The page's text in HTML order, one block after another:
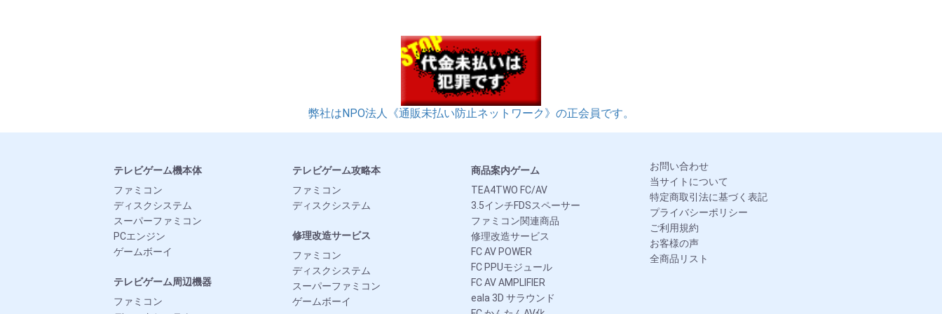
弊社はNPO法人《通販未払い防止ネットワーク》の正会員です。
テレビゲーム機本体
ファミコン
ディスクシステム
スーパーファミコン
PCエンジン
ゲームボーイ
テレビゲーム周辺機器
ファミコン
テレビゲーム攻略本
ファミコン
ディスクシステム
修理改造サービス
ファミコン
ディスクシステム
スーパーファミコン
ゲームボーイ
商品案内ゲーム
TEA4TWO FC/AV
3.5インチFDSスペーサー
ファミコン関連商品
修理改造サービス
FC AV POWER
FC PPUモジュール
FC AV AMPLIFIER
eala 3D サラウンド
お問い合わせ
当サイトについて
特定商取引法に基づく表記
プライバシーポリシー
ご利用規約
お客様の声
全商品リスト